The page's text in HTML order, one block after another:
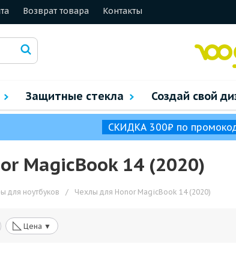
Возврат товара Контакты
Защитные стекла Создай свой
СКИДКА 300₽ по
MagicBook 14 (2020)
для ноутбуков / Чехлы для Honor MagicBook 14 (2020)
◺ Цена ▼